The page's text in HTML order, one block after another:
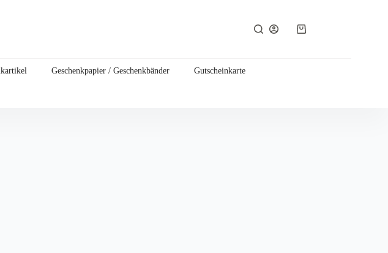
Warenkorb
Geschenkpapier / Geschenkbänder Gutscheinkarte